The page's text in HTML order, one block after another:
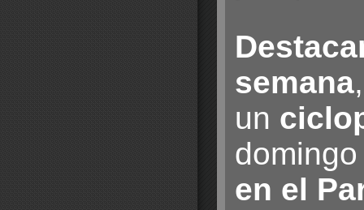
semana
un
en el